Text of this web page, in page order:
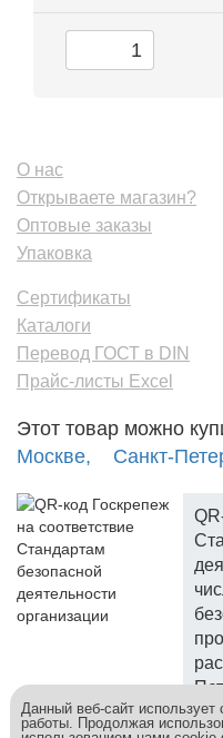
О нас
Открываете магазин?
Оптовые заказы
Упаковка
Сертификаты
Каталоги
Перевод ГОСТ в DIN
Прайс-листы Excel
Этот товар можно
Москве,
Санкт-
Данный веб-сайт
работы. Продолжая